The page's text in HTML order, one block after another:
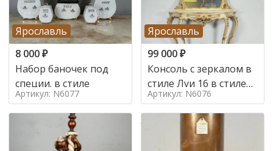
Ярославль
8 000₽
Набор баночек под
специи. в стиле
Артикул: N6077
Ярославль
99 000₽
Консоль с зеркалом в
стиле Луи 16 в стиле
Луи 16, Италия,
Артикул: N6076